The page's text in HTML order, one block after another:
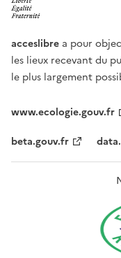
acceslibre a pour
les lieux recevant du
le plus largement
www.ecologie.gouv.fr
beta.gouv.fr